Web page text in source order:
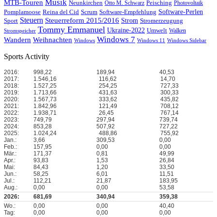
MTB-Touren Musik Neunkirchen Otto M. Schwarz Peisching Photovoltaik
Pomplamoose Reina del Cid Scrum Software-Empfehlung Software-Perlen
Sport Steuern Steuerreform 2015/2016 Strom Stromerzeugung
Stromspeicher Tommy Emmanuel Ukraine-2022 Umwelt Walken
Wandern Weihnachten Windows Windows 7 Windows 11 Windows Sidebar
Sports Activity
2016: 998,22 189,94
40,53
2017:
1.546,16 116,62
14,70
2018:
1.527,25 254,25
727,33
2019:
1.713,66 431,63
300,33
2020:
1.567,73 333,62
435,82
2021:
1.842,96 121,49
708,12
2022:
1.938,71 26,45
767,14
2023:
749,79 297,94
739,74
2024:
853,28 507,92
727,22
2025:
1.024,24 488,86
755,92
Jan.:
3,66 309,53
0,00
Feb.:
157,95 0,00
0,00
Mär.:
171,37 0,81
49,99
Apr.:
93,83 1,53
26,84
Mai:
84,43 1,20
33,50
Jun.:
58,25 6,01
11,51
Jul.:
112,21 21,87
183,95
Aug.:
0,00 0,00
53,58
2026:
681,69 340,94
359,38
Wo.:
0,00 0,00
40,40
Tag:
0,00 0,00 0,00